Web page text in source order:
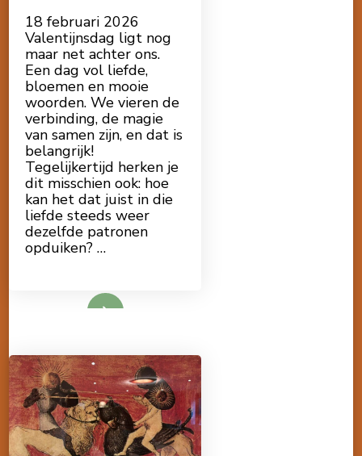
18 februari 2026
Valentijnsdag ligt nog
maar net achter ons.
Een dag vol liefde,
bloemen en mooie
woorden. We vieren de
verbinding, de magie
van samen zijn, en dat is
belangrijk!
Tegelijkertijd herken je
dit misschien ook: hoe
kan het dat juist in die
liefde steeds weer
dezelfde patronen
opduiken? …